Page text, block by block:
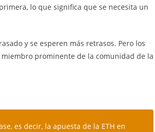
lo que significa que se necesita un
y se esperen más retrasos. Pero los
prominente de la comunidad de la
es decir, la apuesta de la ETH en